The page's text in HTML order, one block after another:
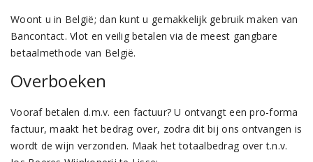
Woont u in België; dan kunt u gemakkelijk gebruik maken van
Bancontact. Vlot en veilig betalen via de meest gangbare
betaalmethode van België.
Overboeken
Vooraf betalen d.m.v. een factuur? U ontvangt een pro-forma
factuur, maakt het bedrag over, zodra dit bij ons ontvangen is
wordt de wijn verzonden. Maak het totaalbedrag over t.n.v.